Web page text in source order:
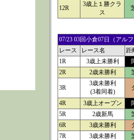
12R
3歳上１勝クラ
ス
07/23 03回小倉07日（アル
レース
レース名 距
1R
3歳上未勝利
2R
2歳未勝利
3R
3歳未勝利
(3着同着)
4R
3歳上オープン
5R
2歳新馬
6R
3歳未勝利
7R
3歳未勝利